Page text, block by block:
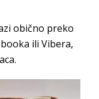
obično preko
ili Vibera,